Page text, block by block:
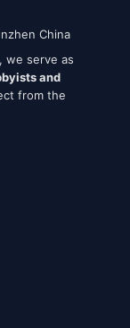
China
we serve as
and
from the